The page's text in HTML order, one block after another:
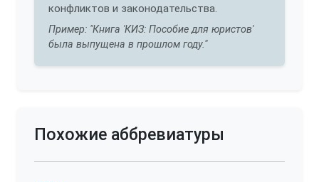
конфликтов и законодательства.
Пример: "Книга 'КИЗ: Пособие для юристов'
была выпущена в прошлом году."
Похожие аббревиатуры